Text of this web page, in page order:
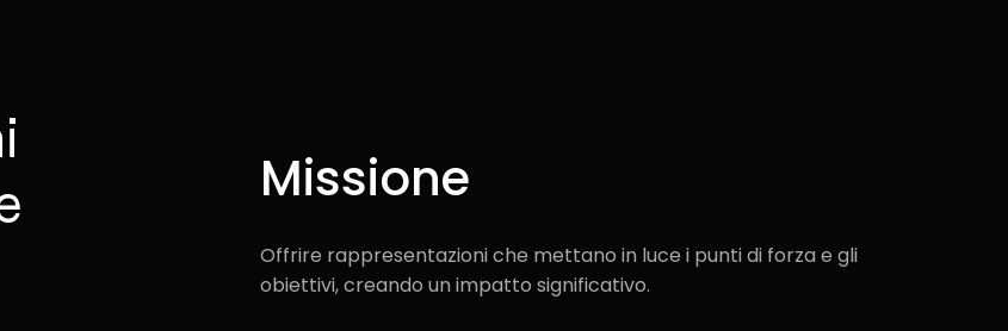
Missione
Offrire rappresentazioni che mettano in luce i punti di forza e gli
obiettivi, creando un impatto significativo.